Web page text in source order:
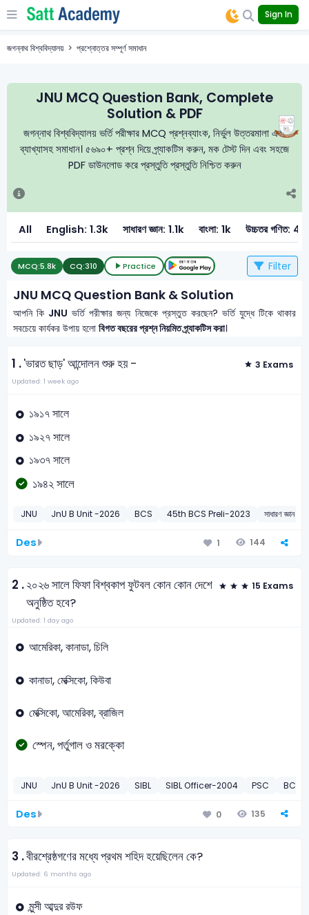
Sign In
জগন্নাথ বিশ্ববিদ্যালয় প্রশ্নোত্তর সম্পূর্ণ সমাধান
JNU MCQ Question Bank, Complete
Solution & PDF
জগন্নাথ বিশ্ববিদ্যালয় ভর্তি পরীক্ষার MCQ প্রশ্নব্যাংক, নির্ভুল উত্তরমালা এবং
ব্যাখ্যাসহ সমাধান। ৫৬৯০+ প্রশ্ন দিয়ে প্র্যাকটিস করুন, মক টেস্ট দিন এবং সহজে
PDF ডাউনলোড করে প্রস্তুতি প্রস্তুতি নিশ্চিত করুন
All English: 1.3k সাধারণ জ্ঞান: 1.1k বাংলা: 1k উচ্চতর গণিত:
MCQ:5.8k CQ:310 Practice Filter
JNU MCQ Question Bank & Solution
আপনি কি JNU ভর্তি পরীক্ষার জন্য নিজেকে প্রস্তুত করছেন? ভর্তি যুদ্ধে টিকে থাকার
সবচেয়ে কার্যকর উপায় হলোবিগত বছরের প্রশ্ন নিয়মিত প্র্যাকটিস করা।
1 .'ভারত ছাড়' আন্দোলন শুরু হয় - 3 Exams
Updated: 1 week ago
১৯১৭ সালে
১৯২৭ সালে
১৯৩৭ সালে
১৯৪২ সালে
JNU JnU B Unit -2026 BCS 45th BCS Preli-2023 সাধারণ জ্ঞান
Des 1 144
2 .২০২৬ সালে ফিফা বিশ্বকাপ ফুটবল কোন কোন দেশে
অনুষ্ঠিত হবে?
15 Exams
Updated: 1 day ago
আমেরিকা, কানাডা, চিলি
কানাডা, মেক্সিকো, কিউবা
মেক্সিকো, আমেরিকা, ব্রাজিল
স্পেন, পর্তুগাল ও মরক্কো
JNU JnU B Unit -2026 SIBL SIBL Officer-2004 PSC BCIC
Des 0 135
3 .বীরশ্রেষ্ঠগণের মধ্যে প্রথম শহিদ হয়েছিলেন কে?
Updated: 6 months ago
মুন্সী আব্দুর রউফ